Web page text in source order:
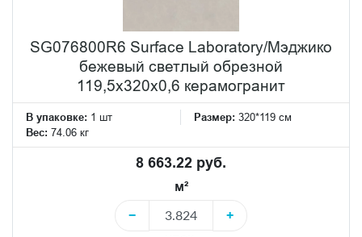
SG076800R6 Surface Laboratory/Мэджико
бежевый светлый обрезной
119,5x320x0,6 керамогранит
В упаковке: 1 шт Размер: 320*119 см
Вес: 74.06 кг
8 663.22 руб.
м²
−
+